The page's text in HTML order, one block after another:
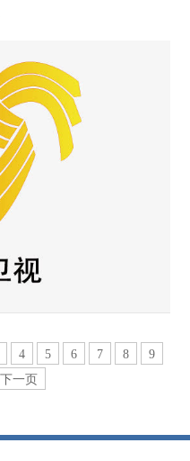
4 5 6 7 8
9
下一页